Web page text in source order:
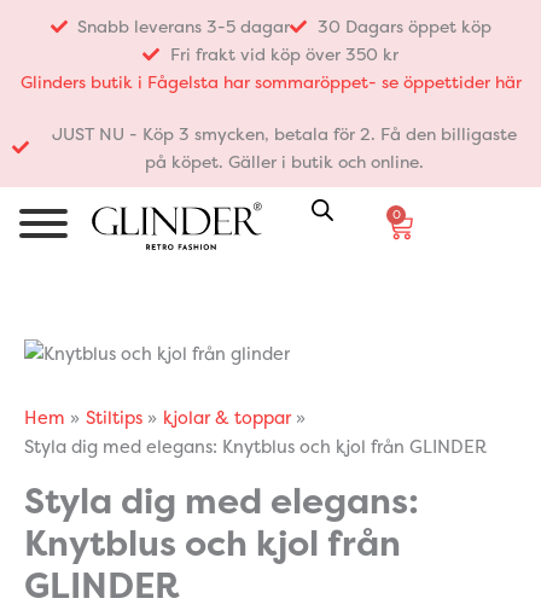
innehåll
Snabb leverans 3-5 dagar
30 Dagars öppet köp
Fri frakt vid köp över 350 kr
Glinders butik i Fågelsta har sommaröppet- se öppettider här
JUST NU - Köp 3 smycken, betala för 2. Få den billigaste
på köpet. Gäller i butik och online.
0
Varukorg
Hem Stiltips
kjolar & toppar
Styla dig med elegans: Knytblus och kjol från GLINDER
Styla dig med elegans:
Knytblus och kjol från
GLINDER